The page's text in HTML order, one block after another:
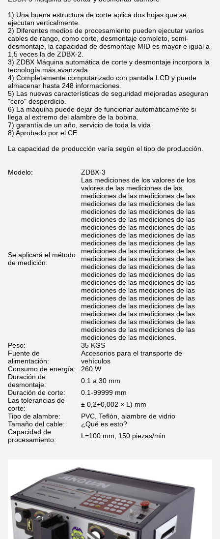
1) Una buena estructura de corte aplica dos hojas que se
ejecutan verticalmente.
2) Diferentes medios de procesamiento pueden ejecutar varios
cables de rango, como corte, desmontaje completo, semi-
desmontaje, la capacidad de desmontaje MID es mayor e igual a
1,5 veces la de ZDBX-2.
3) ZDBX Máquina automática de corte y desmontaje incorpora la
tecnología más avanzada.
4) Completamente computarizado con pantalla LCD y puede
almacenar hasta 248 informaciones.
5) Las nuevas características de seguridad mejoradas aseguran
"cero" desperdicio.
6) La máquina puede dejar de funcionar automáticamente si
llega al extremo del alambre de la bobina.
7) garantía de un año, servicio de toda la vida
8) Aprobado por el CE
La capacidad de producción varía según el tipo de producción.
Modelo: ZDBX-3
Se aplicará el método
de medición:
Las mediciones de los valores de los
valores de las mediciones de las
mediciones de las mediciones de las
mediciones de las mediciones de las
mediciones de las mediciones de las
mediciones de las mediciones de las
mediciones de las mediciones de las
mediciones de las mediciones de las
mediciones de las mediciones de las
mediciones de las mediciones de las
mediciones de las mediciones de las
mediciones de las mediciones de las
mediciones de las mediciones de las
mediciones de las mediciones de las
mediciones de las mediciones de las
mediciones de las mediciones de las
mediciones de las mediciones de las
mediciones de las mediciones de las
mediciones de las mediciones de las
mediciones de las mediciones de las
mediciones de las mediciones.
Peso:
35 KGS
Fuente de
alimentación:
Accesorios para el transporte de
vehículos
Consumo de energía:
260 W
Duración de
desmontaje:
0.1 a 30 mm
Duración de corte:
0.1-99999 mm
Las tolerancias de
corte:
± 0,2+0,002 × L) mm
Tipo de alambre:
PVC, Teflón, alambre de vidrio
Tamaño del cable:
¿Qué es esto?
Capacidad de
procesamiento:
L=100 mm, 150 piezas/min